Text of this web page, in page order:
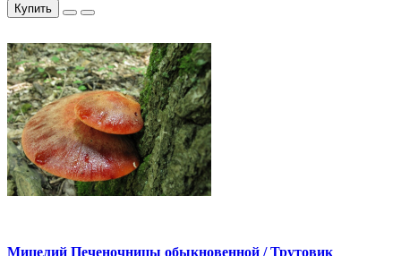
Купить
Мицелий Печеночницы обыкновенной / Трутовик